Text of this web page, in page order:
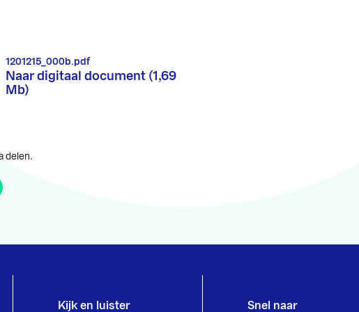
Naar digitaal document (1,69
Mb)
1201215_000b.pdf
delen.
Kijk en luister Snel naar